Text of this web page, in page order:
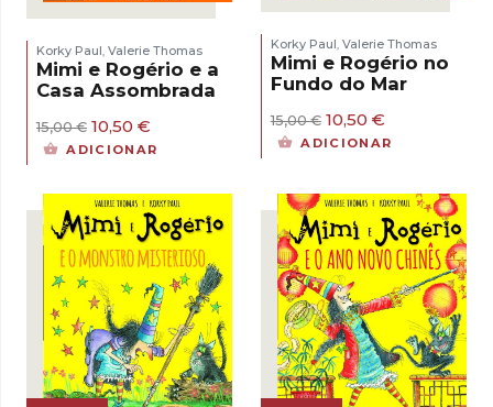
Korky Paul Valerie Thomas
Mimi e Rogério e a
Casa Assombrada
15,00€ O
preço
15,00 €.
10,50 €
preço
10,50 €.
ADICIONAR
Korky Paul Valerie Thomas
Mimi e Rogério no
Fundo do Mar
15,00€ O
preço
15,00 €.
10,50 €O
preço
10,50 €.
ADICIONAR